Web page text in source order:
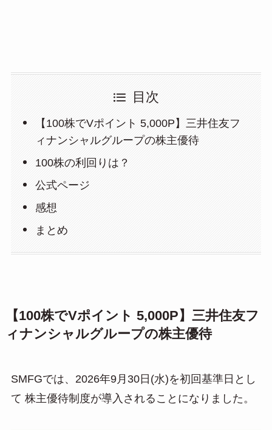
目次
【100株でVポイント 5,000P】三井住友フ
ィナンシャルグループの株主優待
100株の利回りは？
公式ページ
感想
まとめ
【100株でVポイント 5,000P】三井住友フ
ィナンシャルグループの株主優待
SMFGでは、2026年9月30日(水)を初回基準日とし
て 株主優待制度が導入されることになりました。